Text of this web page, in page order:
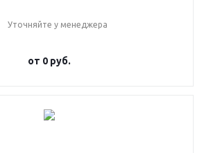
Уточняйте у менеджера
от 0 руб.